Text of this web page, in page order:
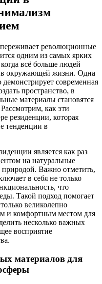
революционные
одним из самых ярких
всё больше людей
в окружающей жизни. Одна
современная
пространство, в
материалы становятся
как эти
резиденции, которая
тенденции в
является как раз
на натуральные
Важно отметить,
в себя не только
что
Такой подход помогает
великолепно
и комфортным местом для
несколько важных
восприятие
материалов для